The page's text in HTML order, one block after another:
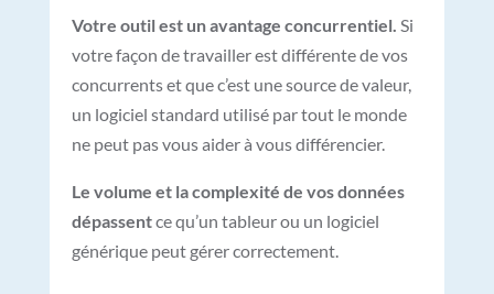
Votre outil est un avantage concurrentiel. Si
votre façon de travailler est différente de vos
concurrents et que c’est une source de valeur,
un logiciel standard utilisé par tout le monde
ne peut pas vous aider à vous différencier.
Le volume et la complexité de vos données
dépassentce qu’un tableur ou un logiciel
générique peut gérer correctement.